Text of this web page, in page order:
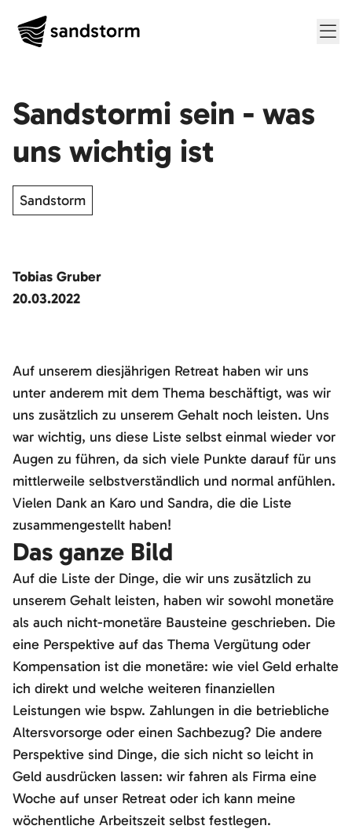
Sandstormi sein - was
uns wichtig ist
Sandstorm
Tobias Gruber
20.03.2022
Auf unserem diesjährigen Retreat haben wir uns
unter anderem mit dem Thema beschäftigt, was wir
uns zusätzlich zu unserem Gehalt noch leisten. Uns
war wichtig, uns diese Liste selbst einmal wieder vor
Augen zu führen, da sich viele Punkte darauf für uns
mittlerweile selbstverständlich und normal anfühlen.
Vielen Dank an Karo und Sandra, die die Liste
zusammengestellt haben!
Das ganze Bild
Auf die Liste der Dinge, die wir uns zusätzlich zu
unserem Gehalt leisten, haben wir sowohl monetäre
als auch nicht-monetäre Bausteine geschrieben. Die
eine Perspektive auf das Thema Vergütung oder
Kompensation ist die monetäre: wie viel Geld erhalte
ich direkt und welche weiteren finanziellen
Leistungen wie bspw. Zahlungen in die betriebliche
Altersvorsorge oder einen Sachbezug? Die andere
Perspektive sind Dinge, die sich nicht so leicht in
Geld ausdrücken lassen: wir fahren als Firma eine
Woche auf unser Retreat oder ich kann meine
wöchentliche Arbeitszeit selbst festlegen.